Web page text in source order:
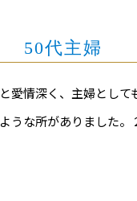
50代主婦
愛情深く、主婦とし
うな所がありました